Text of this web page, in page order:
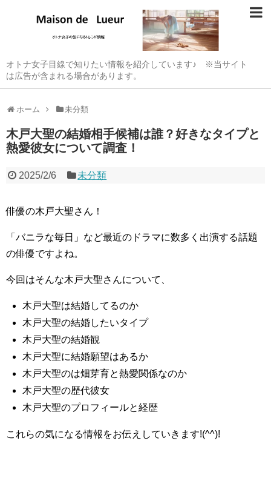
オトナ女子目線で知りたい情報を紹介しています♪ ※当サイト
は広告が含まれる場合があります。
ホーム 未分類
木戸大聖の結婚相手候補は誰？好きなタイプと
熱愛彼女について調査！
2025/2/6 未分類
俳優の木戸大聖さん！
「バニラな毎日」など最近のドラマに数多く出演する話題
の俳優ですよね。
今回はそんな木戸大聖さんについて、
木戸大聖は結婚してるのか
木戸大聖の結婚したいタイプ
木戸大聖の結婚観
木戸大聖に結婚願望はあるか
木戸大聖のは畑芽育と熱愛関係なのか
木戸大聖の歴代彼女
木戸大聖のプロフィールと経歴
これらの気になる情報をお伝えしていきます!(^^)!